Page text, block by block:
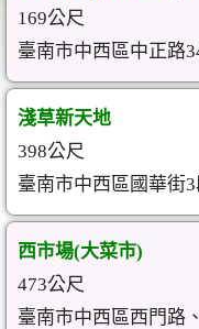
169公尺
臺南市中西區中正路
淺草新天地
398公尺
臺南市中西區國華街
西市場(大菜市)
473公尺
臺南市中西區西門路